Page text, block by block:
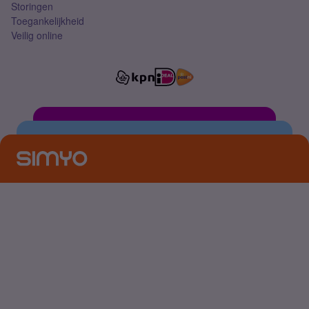
Storingen
Toegankelijkheid
Veilig online